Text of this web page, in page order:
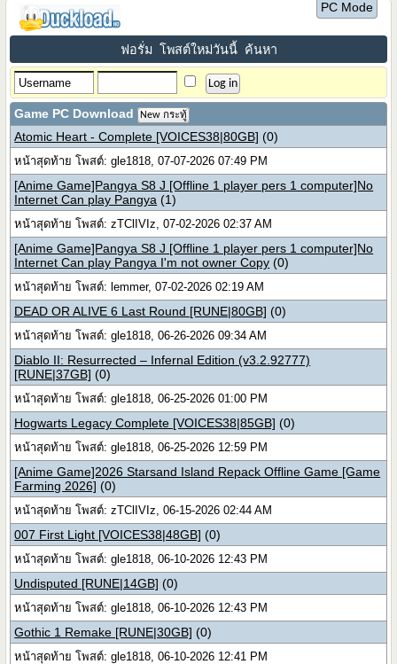
PC Mode
ฟอรั่ม โพสต์ใหม่วันนี้ ค้นหา
Game PC Download New กระทู้
Atomic Heart - Complete [VOICES38|80GB] (0)
หน้าสุดท้าย โพสต์: gle1818, 07-07-2026 07:49 PM
[Anime Game]Pangya S8 J [Offline 1 player pers 1 computer]No
Internet Can play Pangya (1)
หน้าสุดท้าย โพสต์: zTClIVIz, 07-02-2026 02:37 AM
[Anime Game]Pangya S8 J [Offline 1 player pers 1 computer]No
Internet Can play Pangya I'm not owner Copy (0)
หน้าสุดท้าย โพสต์: lemmer, 07-02-2026 02:19 AM
DEAD OR ALIVE 6 Last Round [RUNE|80GB] (0)
หน้าสุดท้าย โพสต์: gle1818, 06-26-2026 09:34 AM
Diablo II: Resurrected – Infernal Edition (v3.2.92777)
[RUNE|37GB] (0)
หน้าสุดท้าย โพสต์: gle1818, 06-25-2026 01:00 PM
Hogwarts Legacy Complete [VOICES38|85GB] (0)
หน้าสุดท้าย โพสต์: gle1818, 06-25-2026 12:59 PM
[Anime Game]2026 Starsand Island Repack Offline Game [Game
Farming 2026] (0)
หน้าสุดท้าย โพสต์: zTClIVIz, 06-15-2026 02:44 AM
007 First Light [VOICES38|48GB] (0)
หน้าสุดท้าย โพสต์: gle1818, 06-10-2026 12:43 PM
Undisputed [RUNE|14GB] (0)
หน้าสุดท้าย โพสต์: gle1818, 06-10-2026 12:43 PM
Gothic 1 Remake [RUNE|30GB] (0)
หน้าสุดท้าย โพสต์: gle1818, 06-10-2026 12:41 PM